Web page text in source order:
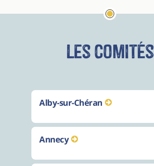
Les comités
Alby-sur-Chéran
Annecy